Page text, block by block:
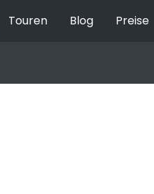
Touren Blog Preise